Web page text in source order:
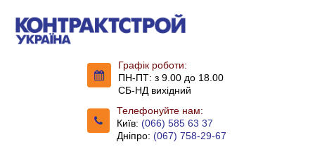
Графік роботи:
ПН-ПТ: з 9.00 до 18.00
СБ-НД вихідний
Телефонуйте нам:
Київ: (066) 585 63 37
Дніпро: (067) 758-29-67